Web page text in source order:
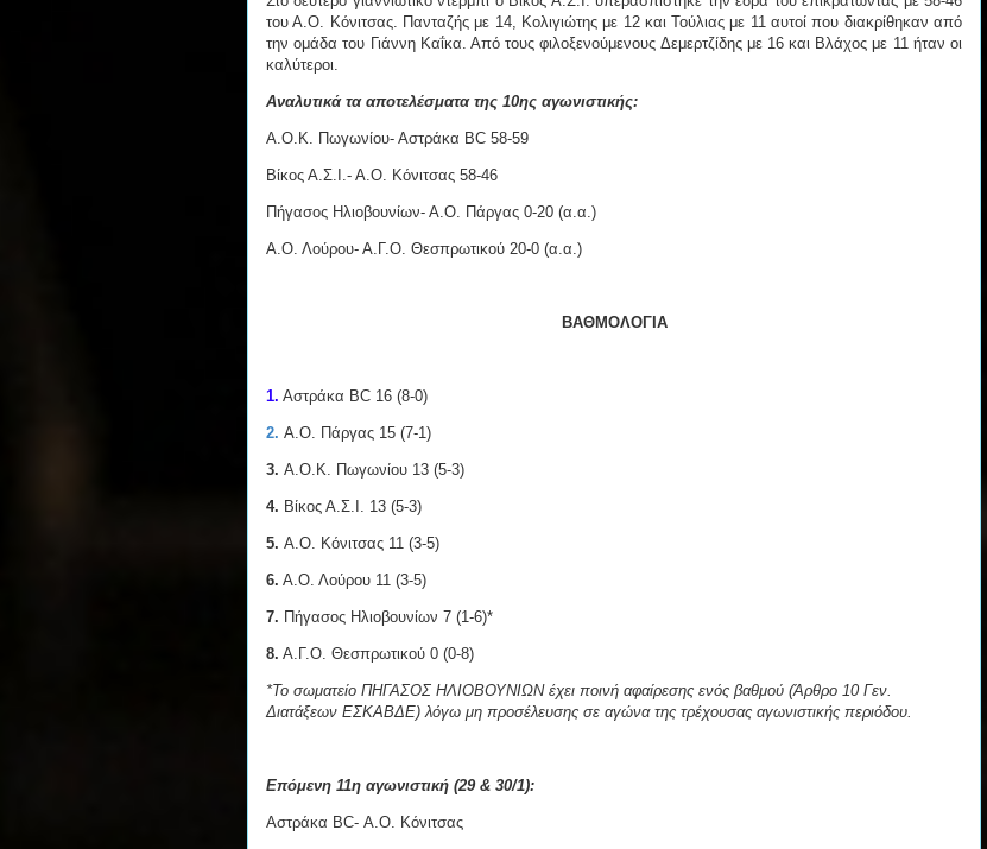
του Α.Ο. Κόνιτσας. Πανταζής με 14, Κολιγιώτης με 12 και Τούλιας με 11 αυτοί που διακρίθηκαν από
την ομάδα του Γιάννη Καΐκα. Από τους φιλοξενούμενους Δεμερτζίδης με 16 και Βλάχος με 11 ήταν οι
καλύτεροι.
Αναλυτικά τα αποτελέσματα της 10ης αγωνιστικής:
Α.Ο.Κ. Πωγωνίου- Αστράκα BC 58-59
Βίκος Α.Σ.Ι.- Α.Ο. Κόνιτσας 58-46
Πήγασος Ηλιοβουνίων- Α.Ο. Πάργας 0-20 (α.α.)
Α.Ο. Λούρου- Α.Γ.Ο. Θεσπρωτικού 20-0 (α.α.)
ΒΑΘΜΟΛΟΓΙΑ
1. Αστράκα BC 16 (8-0)
2. Α.Ο. Πάργας 15 (7-1)
3. Α.Ο.Κ. Πωγωνίου 13 (5-3)
4. Βίκος Α.Σ.Ι. 13 (5-3)
5. Α.Ο. Κόνιτσας 11 (3-5)
6. Α.Ο. Λούρου 11 (3-5)
7. Πήγασος Ηλιοβουνίων 7 (1-6)*
8. Α.Γ.Ο. Θεσπρωτικού 0 (0-8)
*Το σωματείο ΠΗΓΑΣΟΣ ΗΛΙΟΒΟΥΝΙΩΝ έχει ποινή αφαίρεσης ενός βαθμού (Άρθρο 10 Γεν.
Διατάξεων ΕΣΚΑΒΔΕ) λόγω μη προσέλευσης σε αγώνα της τρέχουσας αγωνιστικής περιόδου.
Επόμενη 11η αγωνιστική (29 & 30/1):
Αστράκα BC- Α.Ο. Κόνιτσας